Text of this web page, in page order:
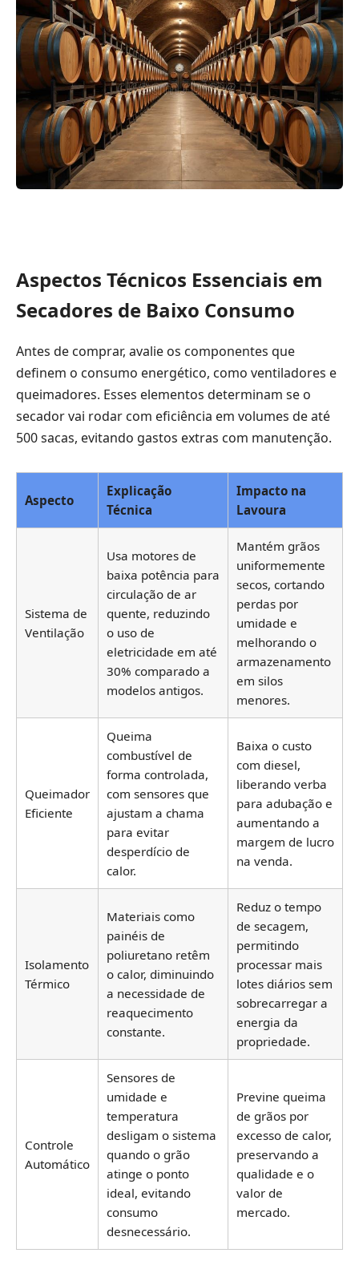
Aspectos Técnicos Essenciais em
Secadores de Baixo Consumo
Antes de comprar, avalie os componentes que
definem o consumo energético, como ventiladores e
queimadores. Esses elementos determinam se o
secador vai rodar com eficiência em volumes de até
500 sacas, evitando gastos extras com manutenção.
Aspecto
Explicação
Técnica
Impacto na
Lavoura
Sistema de
Ventilação
Usa motores de
baixa potência para
circulação de ar
quente, reduzindo
o uso de
eletricidade em até
30% comparado a
modelos antigos.
Mantém grãos
uniformemente
secos, cortando
perdas por
umidade e
melhorando o
armazenamento
em silos
menores.
Queimador
Eficiente
Queima
combustível de
forma controlada,
com sensores que
ajustam a chama
para evitar
desperdício de
calor.
Baixa o custo
com diesel,
liberando verba
para adubação e
aumentando a
margem de lucro
na venda.
Isolamento
Térmico
Materiais como
painéis de
poliuretano retêm
o calor, diminuindo
a necessidade de
reaquecimento
constante.
Reduz o tempo
de secagem,
permitindo
processar mais
lotes diários sem
sobrecarregar a
energia da
propriedade.
Controle
Automático
Sensores de
umidade e
temperatura
desligam o sistema
quando o grão
atinge o ponto
ideal, evitando
consumo
desnecessário.
Previne queima
de grãos por
excesso de calor,
preservando a
qualidade e o
valor de
mercado.